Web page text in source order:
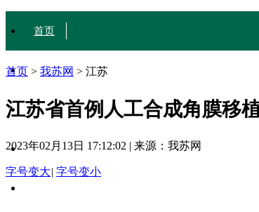
首页
城·事
人·文
行·色
首页 > 我苏网 > 江苏
江苏省首例人工合成角膜移
2023年02月13日 17:12:02 | 来源：我苏网
字号变大| 字号变小